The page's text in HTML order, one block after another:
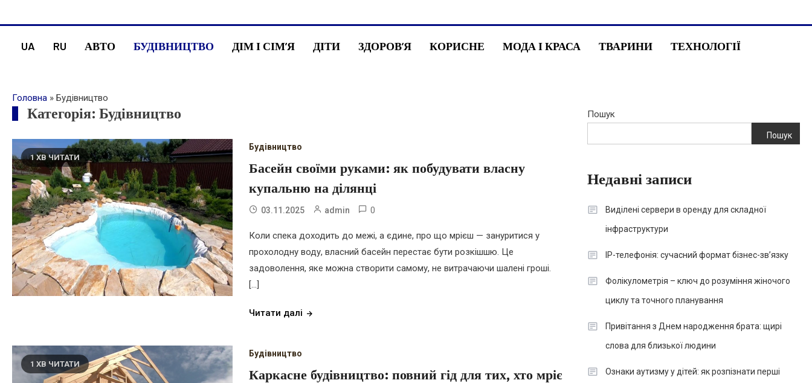
to administr-law.org.ua
UA RU АВТО БУДІВНИЦТВО ДІМ І СІМ’Я ДІТИ ЗДОРОВ’Я КОРИСНЕ МОДА І КРАСА ТВАРИНИ ТЕХНОЛОГІЇ
Головна » Будівництво
Категорія: Будівництво
1 ХВ ЧИТАТИ
Будівництво
Басейн своїми руками: як побудувати власну
купальню на ділянці
03.11.2025 admin 0
Коли спека доходить до межі, а єдине, про що мрієш — зануритися у
прохолодну воду, власний басейн перестає бути розкішшю. Це
задоволення, яке можна створити самому, не витрачаючи шалені гроші.
[…]
Читати далі
1 ХВ ЧИТАТИ
Будівництво
Каркасне будівництво: повний гід для тих, хто мріє
Пошук
Пошук
Недавні записи
Виділені сервери в оренду для складної
інфраструктури
IP-телефонія: сучасний формат бізнес-зв’язку
Фолікулометрія – ключ до розуміння жіночого
циклу та точного планування
Привітання з Днем народження брата: щирі
слова для близької людини
Ознаки аутизму у дітей: як розпізнати перші